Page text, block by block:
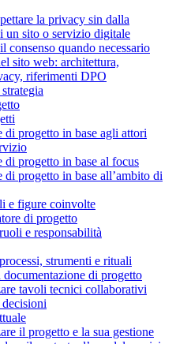
la privacy sin dalla
un sito o servizio digitale
consenso quando necessario
sito web: architettura,
riferimenti DPO
di progetto in base agli attori
progetto in base al focus
progetto in base all’ambito di
e figure coinvolte
di progetto
e responsabilità
strumenti e rituali
di progetto
tavoli tecnici collaborativi
il progetto e la sua gestione